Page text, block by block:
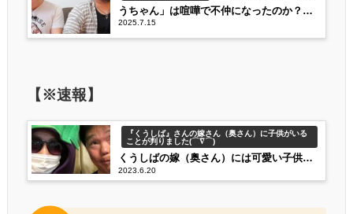
うちゃん」は喧嘩で不仲になったのか？二
人の今後はどうなる！
2025.7.15
【※速報】
『くうしば』さんの嫁さん（奥さん）に子供がいる
ことが判りました(⌒∇⌒)
くうしばの嫁（奥さん）には可愛い子供が
いたという「最新」情報！年齢や性別は？
2023.6.20